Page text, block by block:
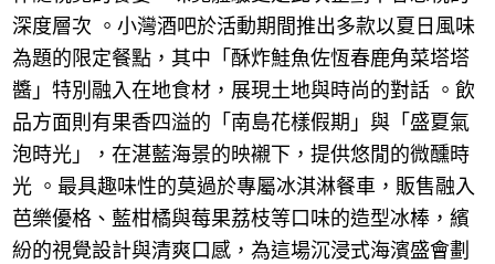
深度層次 。小灣酒吧於活動期間推出多款以夏日風味
為題的限定餐點，其中「酥炸鮭魚佐恆春鹿角菜塔塔
醬」特別融入在地食材，展現土地與時尚的對話 。飲
品方面則有果香四溢的「南島花樣假期」與「盛夏氣
泡時光」，在湛藍海景的映襯下，提供悠閒的微醺時
光 。最具趣味性的莫過於專屬冰淇淋餐車，販售融入
芭樂優格、藍柑橘與莓果荔枝等口味的造型冰棒，繽
紛的視覺設計與清爽口感，為這場沉浸式海濱盛會劃